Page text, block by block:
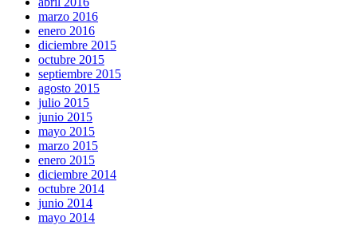
marzo 2016
enero 2016
diciembre 2015
octubre 2015
septiembre 2015
agosto 2015
julio 2015
junio 2015
mayo 2015
marzo 2015
enero 2015
diciembre 2014
octubre 2014
junio 2014
mayo 2014